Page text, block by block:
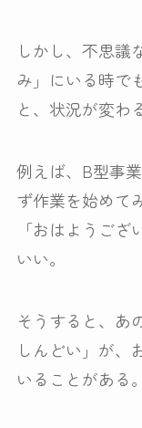
しかし、不思議
み」にいる時で
と、状況が変わ
例えば、B型事
ず作業を始めて
「おはようご
いい。
そうすると、あ
しんどい」が、
いることがある。